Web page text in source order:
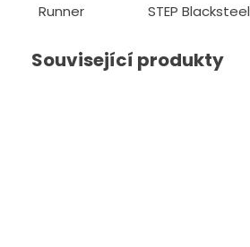
Runner
STEP Blacksteel
Související produkty